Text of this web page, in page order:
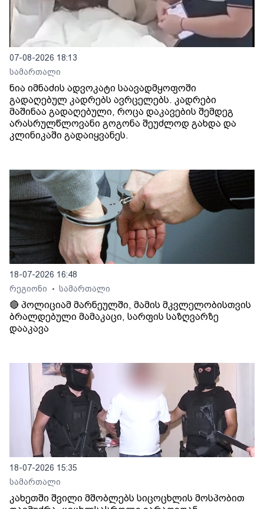
07-08-2026 18:13
სამართალი
ნია იმნაძის ადვოკატი საავადმყოფოში
გადაღებულ კადრებს ავრცელებს. კადრები
მაშინაა გადაღებული, როცა დაკავების შემდეგ
არასრულწლოვანი გოგონა შეუძლოდ გახდა და
კლინიკაში გადაიყვანეს.
18-07-2026 16:48
რეგიონი
• სამართალი
🔴 პოლიციამ მარნეულში, მამის მკვლელობისთვის
ბრალდებული მამაკაცი, სარფის საზღვარზე
დააკავა
18-07-2026 15:35
სამართალი
კახეთში შვილი მშობლებს სიცოცხლის მოსპობით